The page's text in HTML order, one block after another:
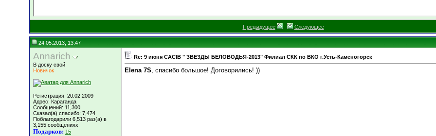
Предыдущее Следующее
24.05.2013, 13:47
Annarich
В доску свой
Новичок
Регистрация: 20.02.2009
Адрес: Караганда
Сообщений: 11,300
Сказал(а) спасибо: 7,474
Поблагодарили 6,513 раз(а) в
3,155 сообщениях
Подарков: 15
Re: 9 июня СACIB " ЗВЕЗДЫ БЕЛОВОДЬЯ-2013" Филиал СКК по ВКО г.Усть-Каменогорск
Elena 7S, спасибо большое! Договорились! ))